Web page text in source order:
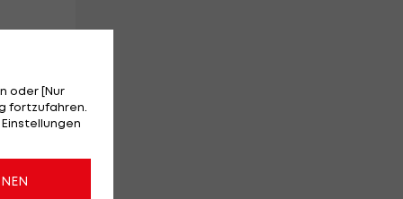
oder [Nur
fortzufahren.